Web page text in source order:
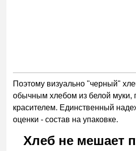
Поэтому визуально "черный"
обычным хлебом из белой муки,
красителем. Единственный
оценки - состав на упаковке.
Хлеб не мешает